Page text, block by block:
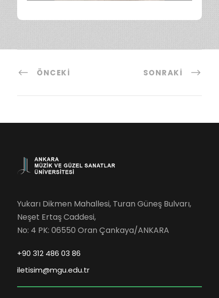
ÖNCEKI SONRAKI
Yukarı Dikmen Mahallesi, Turan Güneş Bulvarı,
Neşet Ertaş Caddesi,
No: 4 PK: 06550 Oran Çankaya/ANKARA
+90 312 486 03 86
iletisim@mgu.edu.tr